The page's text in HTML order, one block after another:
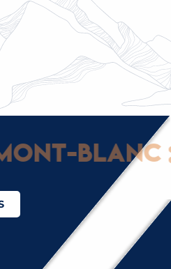
BLANC
Blanc :